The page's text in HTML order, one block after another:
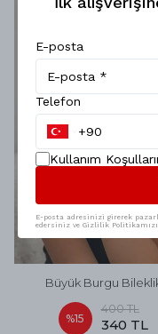
Büyük Burgu
%15
400 TL
340 TL
E-posta
Telefon
Kullanım
E-posta adresinizi girerek
edersiniz ve Gizlilik